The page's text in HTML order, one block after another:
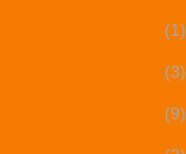
(1)
(3)
(9)